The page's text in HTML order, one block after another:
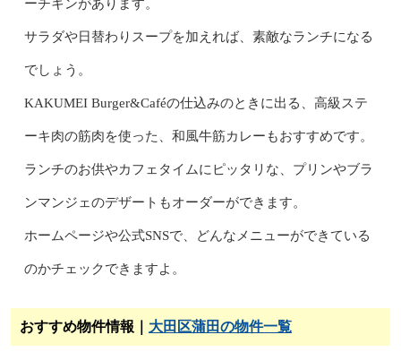
ーチキンがあります。
サラダや日替わりスープを加えれば、素敵なランチになる
でしょう。
KAKUMEI Burger&Caféの仕込みのときに出る、高級ステ
ーキ肉の筋肉を使った、和風牛筋カレーもおすすめです。
ランチのお供やカフェタイムにピッタリな、プリンやブラ
ンマンジェのデザートもオーダーができます。
ホームページや公式SNSで、どんなメニューができている
のかチェックできますよ。
おすすめ物件情報｜ 大田区蒲田の物件一覧